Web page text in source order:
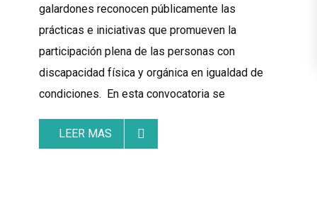
galardones reconocen públicamente las
prácticas e iniciativas que promueven la
participación plena de las personas con
discapacidad física y orgánica en igualdad de
condiciones. En esta convocatoria se
LEER MAS